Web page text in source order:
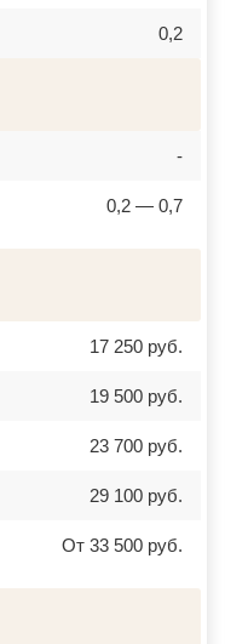
0,2
-
0,2 — 0,7
17 250 руб.
19 500 руб.
23 700 руб.
29 100 руб.
От 33 500 руб.